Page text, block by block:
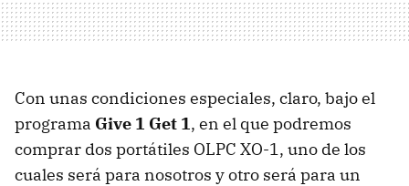
Con unas condiciones especiales, claro, bajo el
programa Give 1 Get 1, en el que podremos
comprar dos portátiles OLPC XO-1, uno de los
cuales será para nosotros y otro será para un